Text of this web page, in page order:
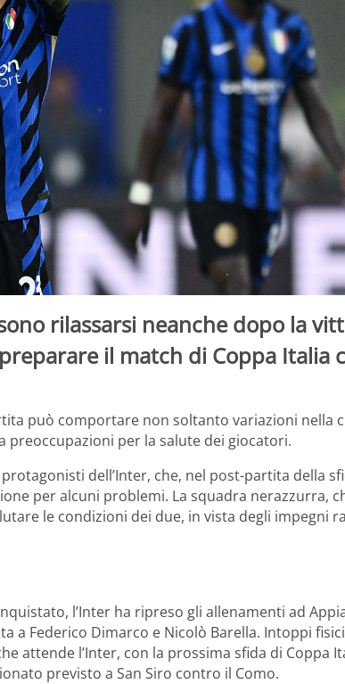
rilassarsi neanche dopo la
preparare il match di Coppa Italia
può comportare non soltanto variazioni nella
preoccupazioni per la salute dei giocatori.
dell’Inter, che, nel post-partita della
per alcuni problemi. La squadra nerazzurra,
le condizioni dei due, in vista degli impegni
l’Inter ha ripreso gli allenamenti ad
a Federico Dimarco e Nicolò Barella. Intoppi
attende l’Inter, con la prossima sfida di Coppa
previsto a San Siro contro il Como.